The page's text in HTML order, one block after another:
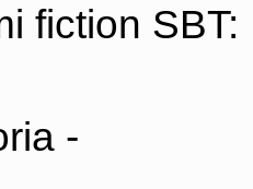
fiction SBT:
-